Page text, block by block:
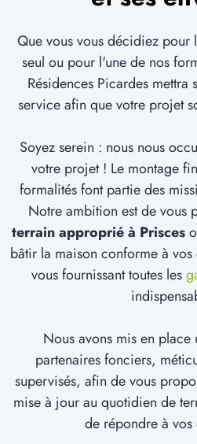
Que vous vous décidiez
seul ou pour l'une de nos
Résidences Picardes mettra
service afin que votre projet
Soyez serein : nous nous
votre projet ! Le montage
formalités font partie des
Notre ambition est de vous
terrain approprié à Prisces
bâtir la maison conforme à
vous fournissant toutes les
Nous avons mis en place
partenaires fonciers,
supervisés, afin de vous
mise à jour au quotidien de
de répondre à vos